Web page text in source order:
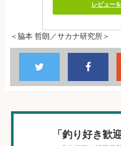
レビュー
＜脇本 哲朗／サカナ研究所＞
「釣り好き歓